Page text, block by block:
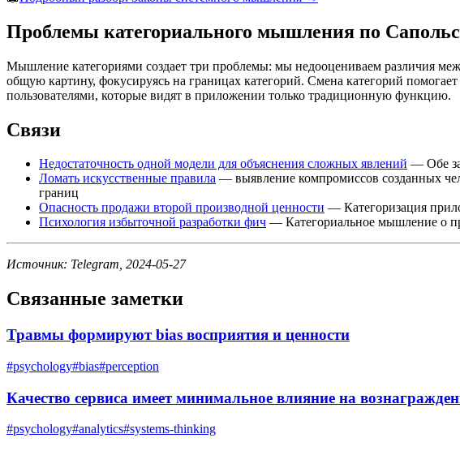
Проблемы категориального мышления по
Мышление категориями создает три проблемы: мы недооцениваем различия
общую картину, фокусируясь на границах категорий. Смена категорий
пользователями, которые видят в приложении только традиционную функцию.
Связи
Недостаточность одной модели для объяснения сложных явлений — Обе
Ломать искусственные правила — выявление компромиссов созданных
границ
Опасность продажи второй производной ценности — Категоризация
Психология избыточной разработки фич — Категориальное мышление о
Источник: Telegram, 2024-05-27
Связанные заметки
Травмы формируют bias восприятия и ценности
#psychology#bias#perception
Качество сервиса имеет минимальное влияние на
#psychology#analytics#systems-thinking